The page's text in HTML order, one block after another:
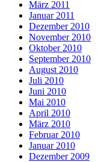
März 2011
Januar 2011
Dezember 2010
November 2010
Oktober 2010
September 2010
August 2010
Juli 2010
Juni 2010
Mai 2010
April 2010
März 2010
Februar 2010
Januar 2010
Dezember 2009